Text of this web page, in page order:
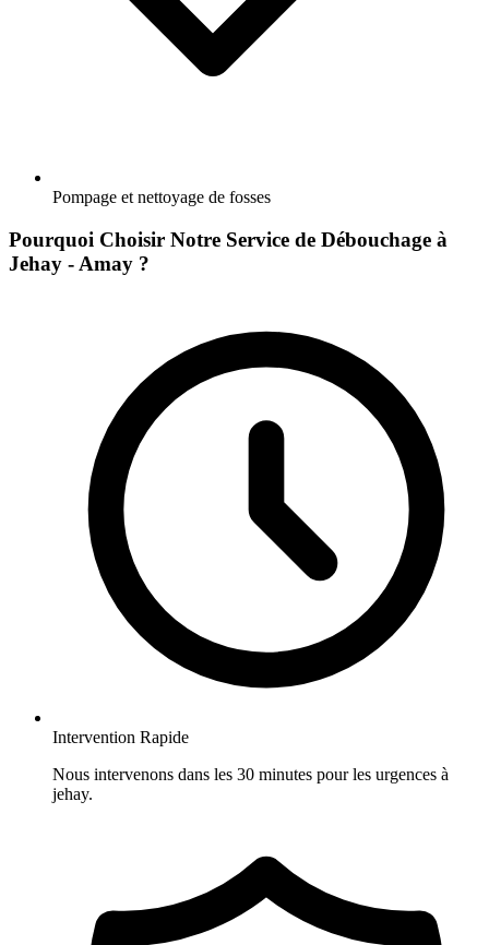
Pompage et nettoyage de fosses
Pourquoi Choisir Notre Service de Débouchage à
Jehay - Amay ?
Intervention Rapide
Nous intervenons dans les 30 minutes pour les urgences à
jehay.